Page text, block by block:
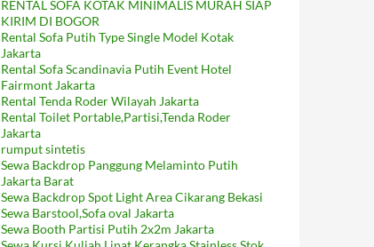
RENTAL SOFA KOTAK MINIMALIS MURAH SIAP
KIRIM DI BOGOR
Rental Sofa Putih Type Single Model Kotak
Jakarta
Rental Sofa Scandinavia Putih Event Hotel
Fairmont Jakarta
Rental Tenda Roder Wilayah Jakarta
Rental Toilet Portable,Partisi,Tenda Roder
Jakarta
rumput sintetis
Sewa Backdrop Panggung Melaminto Putih
Jakarta Barat
Sewa Backdrop Spot Light Area Cikarang Bekasi
Sewa Barstool,Sofa oval Jakarta
Sewa Booth Partisi Putih 2x2m Jakarta